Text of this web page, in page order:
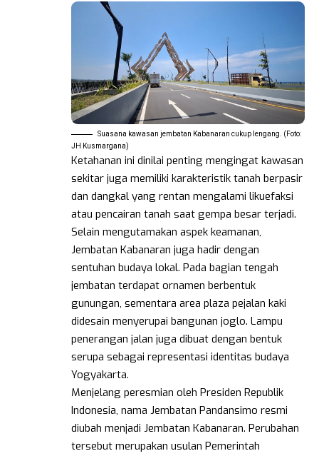
Suasana kawasan jembatan Kabanaran cukup lengang. (Foto:
JH Kusmargana)
Ketahanan ini dinilai penting mengingat kawasan
sekitar juga memiliki karakteristik tanah berpasir
dan dangkal yang rentan mengalami likuefaksi
atau pencairan tanah saat gempa besar terjadi.
Selain mengutamakan aspek keamanan,
Jembatan Kabanaran juga hadir dengan
sentuhan budaya lokal. Pada bagian tengah
jembatan terdapat ornamen berbentuk
gunungan, sementara area plaza pejalan kaki
didesain menyerupai bangunan joglo. Lampu
penerangan jalan juga dibuat dengan bentuk
serupa sebagai representasi identitas budaya
Yogyakarta.
Menjelang peresmian oleh Presiden Republik
Indonesia, nama Jembatan Pandansimo resmi
diubah menjadi Jembatan Kabanaran. Perubahan
tersebut merupakan usulan Pemerintah